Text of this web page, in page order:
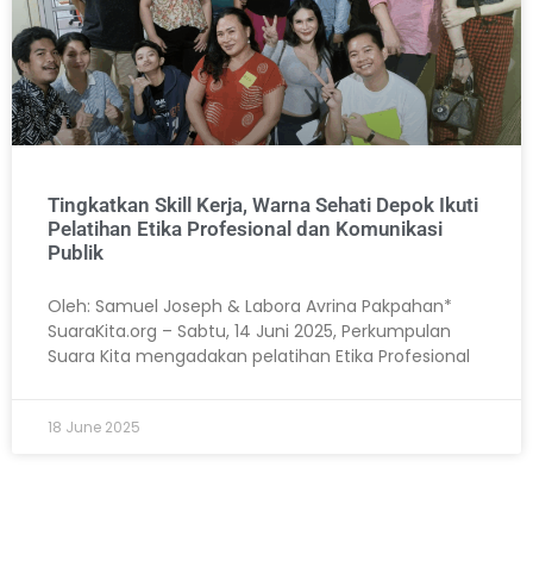
Tingkatkan Skill Kerja, Warna Sehati Depok Ikuti
Pelatihan Etika Profesional dan Komunikasi
Publik
Oleh: Samuel Joseph & Labora Avrina Pakpahan*
SuaraKita.org – Sabtu, 14 Juni 2025, Perkumpulan
Suara Kita mengadakan pelatihan Etika Profesional
18 June 2025